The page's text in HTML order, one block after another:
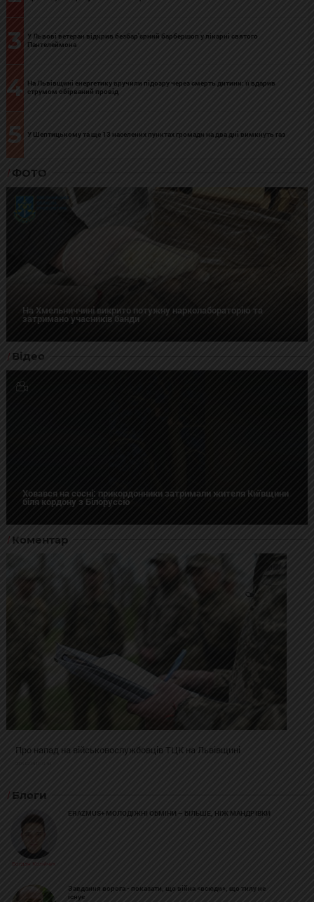
3
У Львові ветеран відкрив безбар’єрний барбершоп у лікарні святого
Пантелеймона
4
На Львівщині енергетику вручили підозру через смерть дитини: її вдарив
струмом обірваний провід
5 У Шептицькому та ще 13 населених пунктах громади на два дні вимкнуть газ
ФОТО
На Хмельниччині викрито потужну нарколабораторію та
затримано учасників банди
Відео
Ховався на сосні: прикордонники затримали жителя Київщини
біля кордону з Білоруссю
Коментар
Про напад на військовослужбовців ТЦК на Львівщині
Блоги
Богдан Козійчук
ERAZMUS+ МОЛОДІЖНІ ОБМІНИ – БІЛЬШЕ, НІЖ МАНДРІВКИ
Завдання ворога - показати, що війна «всюди», що тилу не
існує